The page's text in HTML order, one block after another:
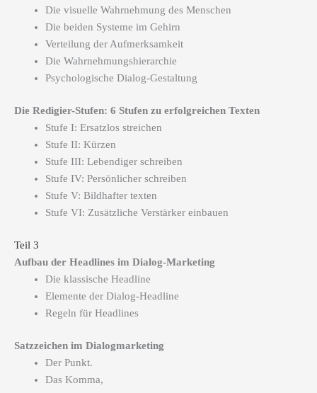
Die visuelle Wahrnehmung des Menschen
Die beiden Systeme im Gehirn
Verteilung der Aufmerksamkeit
Die Wahrnehmungshierarchie
Psychologische Dialog-Gestaltung
Die Redigier-Stufen: 6 Stufen zu erfolgreichen Texten
Stufe I: Ersatzlos streichen
Stufe II: Kürzen
Stufe III: Lebendiger schreiben
Stufe IV: Persönlicher schreiben
Stufe V: Bildhafter texten
Stufe VI: Zusätzliche Verstärker einbauen
Teil 3
Aufbau der Headlines im Dialog-Marketing
Die klassische Headline
Elemente der Dialog-Headline
Regeln für Headlines
Satzzeichen im Dialogmarketing
Der Punkt.
Das Komma,